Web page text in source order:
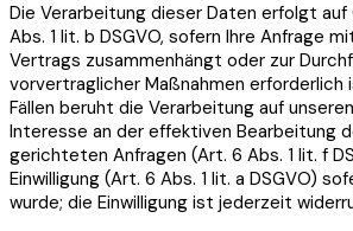
Die Verarbeitung dieser Daten erfolgt auf
Abs. 1 lit. b DSGVO, sofern Ihre Anfrage
Vertrags zusammenhängt oder zur
vorvertraglicher Maßnahmen erforderlich
Fällen beruht die Verarbeitung auf
Interesse an der effektiven Bearbeitung
gerichteten Anfragen (Art. 6 Abs. 1 lit. f
Einwilligung (Art. 6 Abs. 1 lit. a DSGVO)
wurde; die Einwilligung ist jederzeit